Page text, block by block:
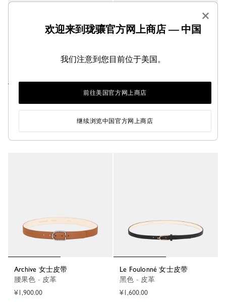
黑色 - 皮革
Archive 女士皮带
黑色 - 皮革
¥1,900.00
Archive 女士皮带
腰果色 - 皮革
¥1,900.00
Le Foulonné 女士皮带
黑色 - 皮革
¥1,600.00
×
欢迎来到珑骧官方网上商店 — 中国
我们注意到您目前位于美国。
前往美国官方网上商店
继续浏览中国官方网上商店